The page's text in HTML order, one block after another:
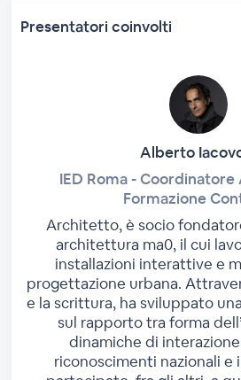
Presentatori coinvolti
Alberto
IED Roma -
Formazione
Architetto, è socio
architettura ma0, il cui
installazioni interattive e
progettazione urbana.
e la scrittura, ha sviluppato
sul rapporto tra forma
dinamiche di
riconoscimenti nazionali e